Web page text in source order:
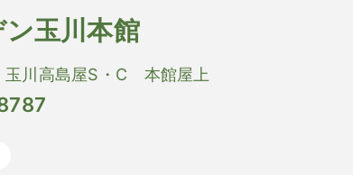
玉川本館
川高島屋S・C 本館屋上